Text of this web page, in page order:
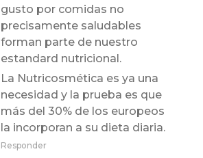
gusto por comidas no
precisamente saludables
forman parte de nuestro
estandard nutricional.
La Nutricosmética es ya una
necesidad y la prueba es que
más del 30% de los europeos
la incorporan a su dieta diaria.
Responder